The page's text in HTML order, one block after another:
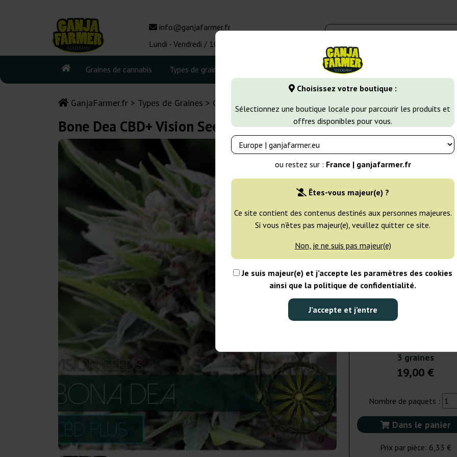
Choisissez votre boutique :
Sélectionnez une boutique locale pour parcourir les produits et
offres disponibles pour vous.
ou restez sur : France | ganjafarmer.fr
Êtes-vous majeur(e) ?
Ce site contient des contenus destinés aux personnes majeures.
Si vous n’êtes pas majeur(e), veuillez quitter ce site.
Non, je ne suis pas majeur(e)
Je suis majeur(e) et j’accepte les paramètres des cookies
ainsi que la politique de confidentialité.
J’accepte et j’entre
info@ganjafarmer.fr
Lundi - Vendredi / 10:00 - 16:00
Graines de cannabis Types de graines Variétés de cannabis
GanjaFarmer.fr Types de Graines Graines de Cannabis Indica
Bone Dea CBD+ Vision Seeds
Vision Seeds
3 graines
EXPÉD. 3-7 JOURS
5 graines
EXPÉD. 3-7 JOURS
10 graines
EXPÉD. 3-7 JOURS
3 graines
19,00 €
Nombre de paquets :
Dans le panier
Prix par pièce: 6,33 €